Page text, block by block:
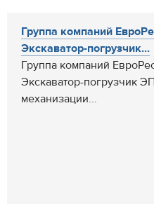
Группа компаний
Экскаватор-погрузчик...
Группа компаний
Экскаватор-погрузчик
механизации...